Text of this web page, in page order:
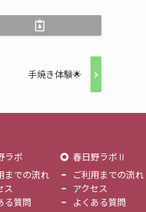
手焼き体験🌟
ラボ
までの流れ
ス
る質問
春日野ラボⅡ
ご利用までの流れ
アクセス
よくある質問